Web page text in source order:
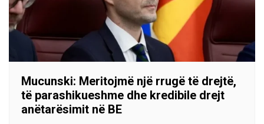
Mucunski: Meritojmë një rrugë të drejtë,
të parashikueshme dhe kredibile drejt
anëtarësimit në BE